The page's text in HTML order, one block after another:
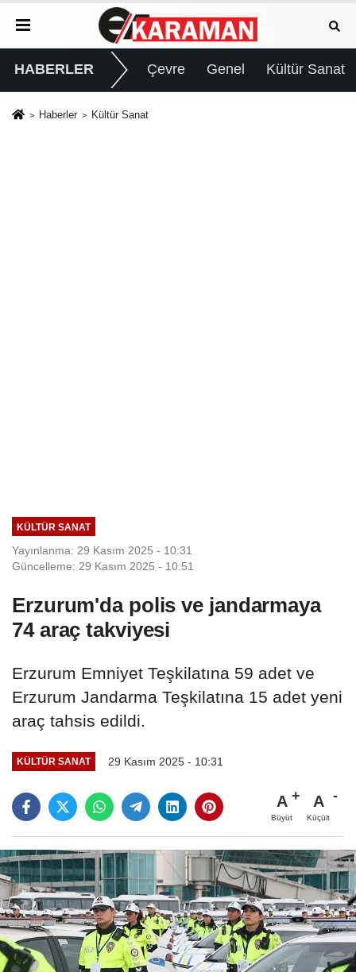
HABERLER Çevre Genel Kültür Sanat
Haberler Kültür Sanat
KÜLTÜR SANAT
Yayınlanma: 29 Kasım 2025 - 10:31
Güncelleme: 29 Kasım 2025 - 10:51
Erzurum'da polis ve jandarmaya
74 araç takviyesi
Erzurum Emniyet Teşkilatına 59 adet ve
Erzurum Jandarma Teşkilatına 15 adet yeni
araç tahsis edildi.
KÜLTÜR SANAT 29 Kasım 2025 - 10:31
A
Büyüt
A
Küçült